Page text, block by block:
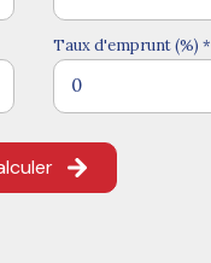
Taux d'emprunt (%) *